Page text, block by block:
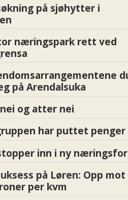
på sjøhytter i
næringspark rett ved
på Arendalsuka
nei og atter nei
har puttet penger
inn i ny
på Løren: Opp mot
per kvm